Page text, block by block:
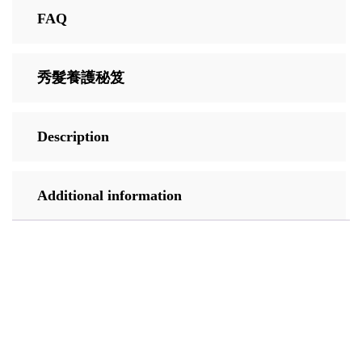
FAQ
秀髮養護秘笈
Description
Additional information